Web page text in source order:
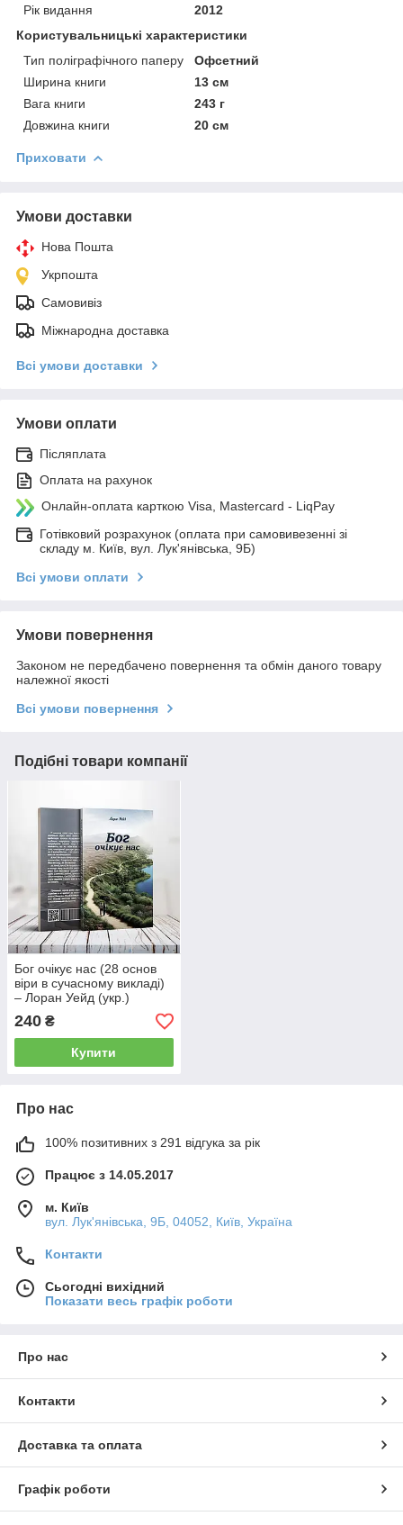
Рік видання
2012
Користувальницькі характеристики
Тип поліграфічного паперу
Офсетний
Ширина книги
13 см
Вага книги
243 г
Довжина книги
20 см
Приховати
Умови доставки
Нова Пошта
Укрпошта
Самовивіз
Міжнародна доставка
Всі умови доставки
Умови оплати
Післяплата
Оплата на рахунок
Онлайн-оплата карткою Visa, Mastercard - LiqPay
Готівковий розрахунок (оплата при самовивезенні зі
складу м. Київ, вул. Лук'янівська, 9Б)
Всі умови оплати
Умови повернення
Законом не передбачено повернення та обмін даного товару
належної якості
Всі умови повернення
Подібні товари компанії
Бог очікує нас (28 основ
віри в сучасному викладі)
– Лоран Уейд (укр.)
240 ₴
Купити
Про нас
100% позитивних з 291 відгука за рік
Працює з 14.05.2017
м. Київ
вул. Лук'янівська, 9Б, 04052, Київ, Україна
Контакти
Сьогодні вихідний
Показати весь графік роботи
Про нас
Контакти
Доставка та оплата
Графік роботи